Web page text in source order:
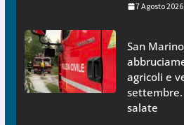
7 Agosto 2026
San
agricoli e
salate